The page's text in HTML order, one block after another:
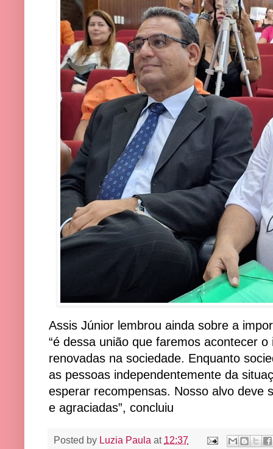
Assis Júnior lembrou ainda sobre a
“é dessa união que faremos acontecer
renovadas na sociedade. Enquanto
as pessoas independentemente da
esperar recompensas. Nosso alvo deve
e agraciadas”, concluiu
Posted by Luzia Paula at 12:37